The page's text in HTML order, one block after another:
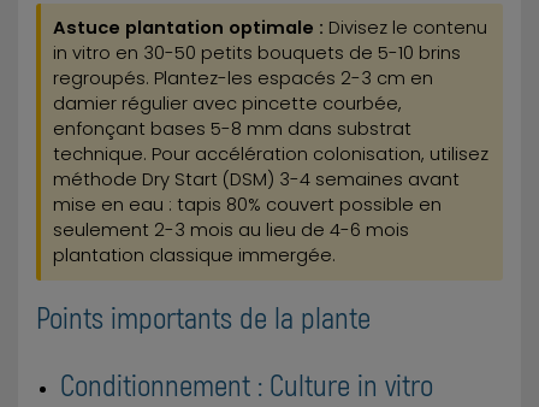
Astuce plantation optimale : Divisez le contenu
in vitro en 30-50 petits bouquets de 5-10 brins
regroupés. Plantez-les espacés 2-3 cm en
damier régulier avec pincette courbée,
enfonçant bases 5-8 mm dans substrat
technique. Pour accélération colonisation, utilisez
méthode Dry Start (DSM) 3-4 semaines avant
mise en eau : tapis 80% couvert possible en
seulement 2-3 mois au lieu de 4-6 mois
plantation classique immergée.
Points importants de la plante
Conditionnement : Culture in vitro